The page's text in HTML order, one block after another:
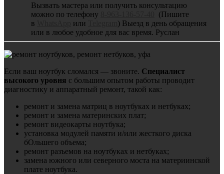
Вызвать мастера или получить консультацию
можно по телефону
(Пишите
в
или
) Выезд в день обращения
или в любое удобное для вас время. Руслан
Если ваш ноутбук сломался — звоните. Специалист
высокого уровня с большим опытом работы проводит
диагностику и аппаратный ремонт, такой как:
ремонт и замена матриц в ноутбуках и нетбуках;
ремонт и замена материнских плат;
ремонт видеокарты ноутбука;
установка модулей памяти и/или жесткого диска
бОльшего объема;
ремонт разъемов на ноутбуках и нетбуках;
замена южного или северного моста на материинской
плате ноутбука.